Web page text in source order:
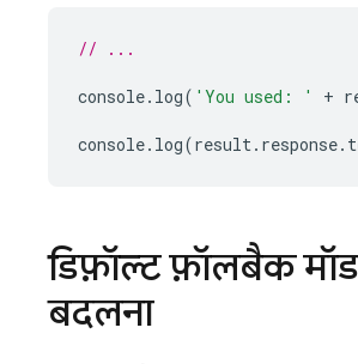
// ...
console. log( 'You used: ' +
console. log(result. response.
डिफ़ॉल्ट फ़ॉलबैक
बदलना